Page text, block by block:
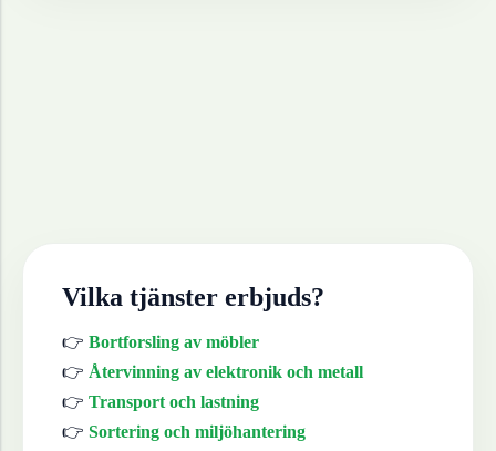
Vilka tjänster erbjuds?
👉 Bortforsling av möbler
👉 Återvinning av elektronik och metall
👉 Transport och lastning
👉 Sortering och miljöhantering